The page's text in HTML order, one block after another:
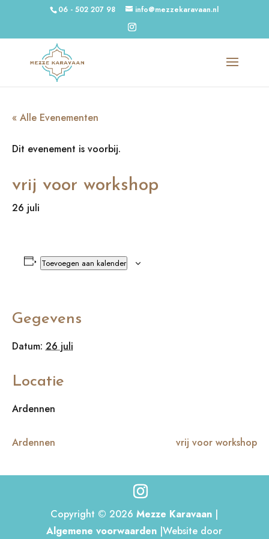
06 - 502 207 98 info@mezzekaravaan.nl
« Alle Evenementen
Dit evenement is voorbij.
vrij voor workshop
26 juli
Toevoegen aan kalender
Gegevens
Datum: 26 juli
Locatie
Ardennen
Ardennen vrij voor workshop
Copyright © 2026Mezze Karavaan |
Algemene voorwaarden |Website door